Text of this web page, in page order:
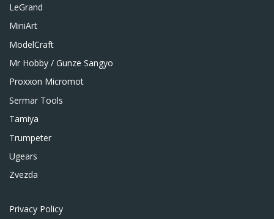
LeGrand
MiniArt
ModelCraft
Mr Hobby / Gunze Sangyo
Proxxon Micromot
Sermar Tools
Tamiya
Trumpeter
Ugears
Zvezda
Privacy Policy